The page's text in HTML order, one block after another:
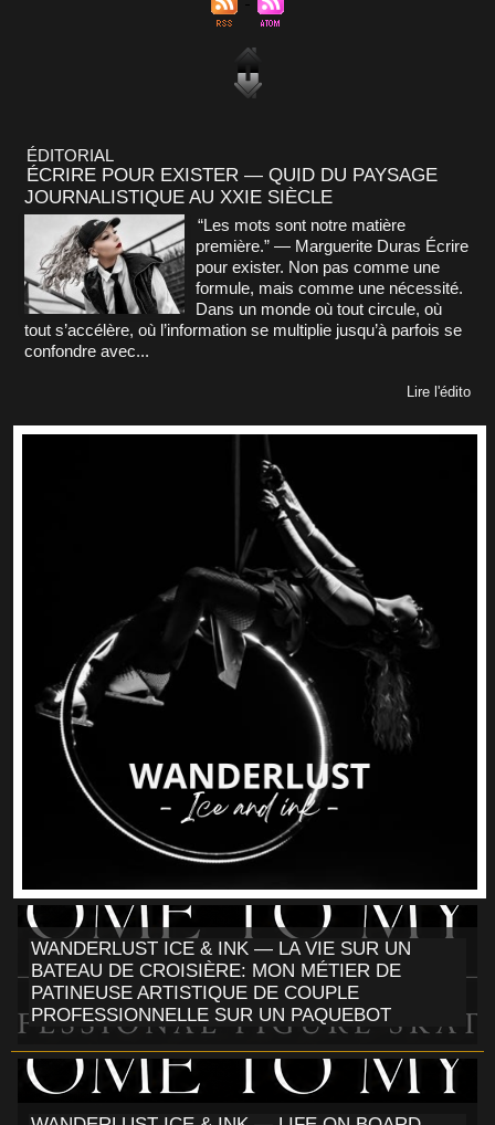
ÉDITORIAL
ÉCRIRE POUR EXISTER — QUID DU PAYSAGE
JOURNALISTIQUE AU XXIE SIÈCLE
“Les mots sont notre matière
première.” — Marguerite Duras Écrire
pour exister. Non pas comme une
formule, mais comme une nécessité.
Dans un monde où tout circule, où
tout s’accélère, où l’information se multiplie jusqu’à parfois se
confondre avec...
Lire l'édito
WANDERLUST ICE & INK — LA VIE SUR UN
BATEAU DE CROISIÈRE: MON MÉTIER DE
PATINEUSE ARTISTIQUE DE COUPLE
PROFESSIONNELLE SUR UN PAQUEBOT